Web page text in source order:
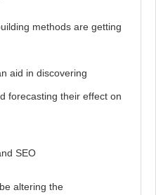
methods are getting
aid in discovering
forecasting their effect on
SEO
altering the